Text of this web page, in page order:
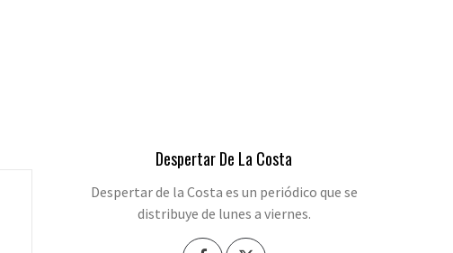
Despertar De La Costa
Despertar de la Costa es un periódico que se
distribuye de lunes a viernes.